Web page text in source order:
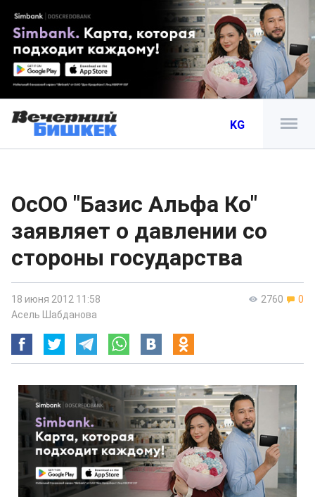
KG
ОсОО "Базис Альфа Ко"
заявляет о давлении со
стороны государства
2760 0
18 июня 2012 11:58
Асель Шабданова